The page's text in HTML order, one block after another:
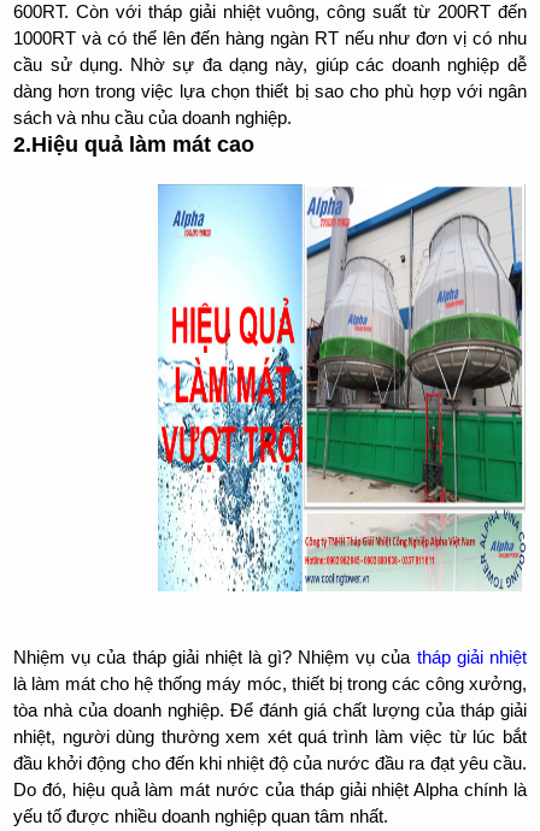
600RT. Còn với tháp giải nhiệt vuông, công suất từ 200RT đến
1000RT và có thể lên đến hàng ngàn RT nếu như đơn vị có nhu
cầu sử dụng. Nhờ sự đa dạng này, giúp các doanh nghiệp dễ
dàng hơn trong việc lựa chọn thiết bị sao cho phù hợp với ngân
sách và nhu cầu của doanh nghiệp.
2.Hiệu quả làm mát cao
Nhiệm vụ của tháp giải nhiệt là gì? Nhiệm vụ của tháp giải nhiệt
là làm mát cho hệ thống máy móc, thiết bị trong các công xưởng,
tòa nhà của doanh nghiệp. Để đánh giá chất lượng của tháp giải
nhiệt, người dùng thường xem xét quá trình làm việc từ lúc bắt
đầu khởi động cho đến khi nhiệt độ của nước đầu ra đạt yêu cầu.
Do đó, hiệu quả làm mát nước của tháp giải nhiệt Alpha chính là
yếu tố được nhiều doanh nghiệp quan tâm nhất.